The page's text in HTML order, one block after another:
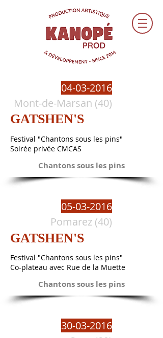
04-03-2016
Mont-de-Marsan (40)
GATSHEN'S
Festival "Chantons sous les pins"
Soirée privée CMCAS
Chantons sous les pins
05-03-2016
Pomarez (40)
GATSHEN'S
Festival "Chantons sous les pins"
Co-plateau avec Rue de la Muette
Chantons sous les pins
30-03-2016